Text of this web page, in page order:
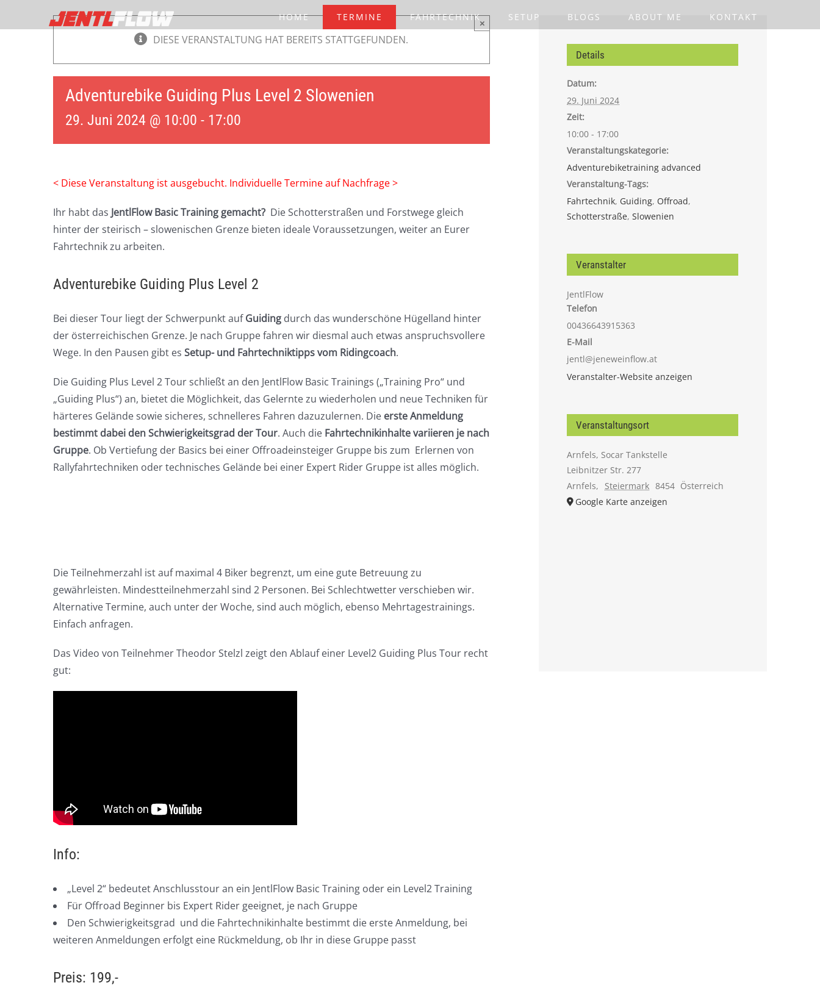
HOME TERMINE FAHRTECHNIK SETUP BLOGS ABOUT ME KONTAKT
DIESE VERANSTALTUNG HAT BEREITS STATTGEFUNDEN.
×
Adventurebike Guiding Plus Level 2 Slowenien
29. Juni 2024 @ 10:00 - 17:00
< Diese Veranstaltung ist ausgebucht. Individuelle Termine auf Nachfrage >
Ihr habt das JentlFlow Basic Training gemacht? Die Schotterstraßen und Forstwege gleich
hinter der steirisch – slowenischen Grenze bieten ideale Voraussetzungen, weiter an Eurer
Fahrtechnik zu arbeiten.
Adventurebike Guiding Plus Level 2
Bei dieser Tour liegt der Schwerpunkt aufGuiding durch das wunderschöne Hügelland hinter
der österreichischen Grenze. Je nach Gruppe fahren wir diesmal auch etwas anspruchsvollere
Wege. In den Pausen gibt es Setup- und Fahrtechniktipps vom Ridingcoach.
Die Guiding Plus Level 2 Tour schließt an den JentlFlow Basic Trainings („Training Pro“ und
„Guiding Plus“) an, bietet die Möglichkeit, das Gelernte zu wiederholen und neue Techniken für
härteres Gelände sowie sicheres, schnelleres Fahren dazuzulernen. Die erste Anmeldung
bestimmt dabei den Schwierigkeitsgrad der Tour. Auch die Fahrtechnikinhalte variieren je nach
Gruppe. Ob Vertiefung der Basics bei einer Offroadeinsteiger Gruppe bis zum Erlernen von
Rallyfahrtechniken oder technisches Gelände bei einer Expert Rider Gruppe ist alles möglich.
Die Teilnehmerzahl ist auf maximal 4 Biker begrenzt, um eine gute Betreuung zu
gewährleisten. Mindestteilnehmerzahl sind 2 Personen. Bei Schlechtwetter verschieben wir.
Alternative Termine, auch unter der Woche, sind auch möglich, ebenso Mehrtagestrainings.
Einfach anfragen.
Das Video von Teilnehmer Theodor Stelzl zeigt den Ablauf einer Level2 Guiding Plus Tour recht
gut:
Info:
„Level 2“ bedeutet Anschlusstour an ein JentlFlow Basic Training oder ein Level2 Training
Für Offroad Beginner bis Expert Rider geeignet, je nach Gruppe
Den Schwierigkeitsgrad und die Fahrtechnikinhalte bestimmt die erste Anmeldung, bei
weiteren Anmeldungen erfolgt eine Rückmeldung, ob Ihr in diese Gruppe passt
Preis: 199,-
Details
Datum:
29. Juni 2024
Zeit:
10:00 - 17:00
Veranstaltungskategorie:
Adventurebiketraining advanced
Veranstaltung-Tags:
Fahrtechnik, Guiding, Offroad,
Schotterstraße,Slowenien
Veranstalter
JentlFlow
Telefon
00436643915363
E-Mail
jentl@jeneweinflow.at
Veranstalter-Website anzeigen
Veranstaltungsort
Arnfels, Socar Tankstelle
Leibnitzer Str. 277
Arnfels, Steiermark 8454 Österreich
Google Karte anzeigen